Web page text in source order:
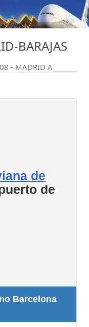
BARAJAS
- MADRID A
de
de
Barcelona